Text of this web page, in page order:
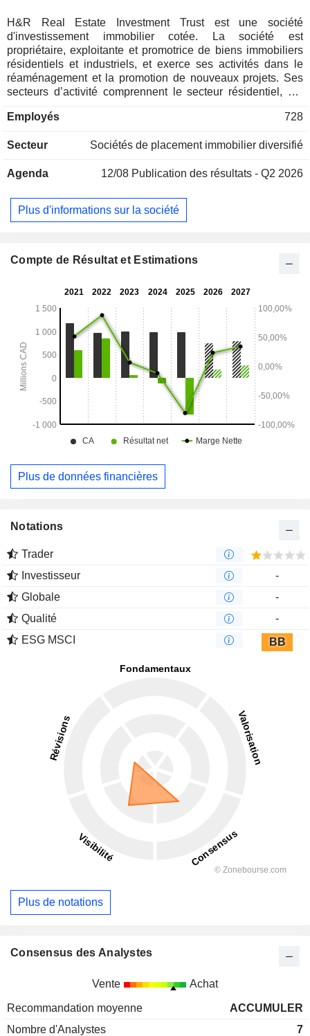
H&R Real Estate Investment Trust est une société
d'investissement immobilier cotée. La société est
propriétaire, exploitante et promotrice de biens immobiliers
résidentiels et industriels, et exerce ses activités dans le
réaménagement et la promotion de nouveaux projets. Ses
secteurs d’activité comprennent le secteur résidentiel, qui
participations dans environ 26 immeubles résidentiels aux
industriel, qui détient des participations dans environ 65
industriel aux États-Unis ; le segment Bureaux, qui détient
travers le Canada et trois immeubles de bureaux sur
certains marchés aux États-Unis ; et le segment Commerce
alimentaire et à locataire unique, ainsi que deux immeubles
Employés 728
Secteur Sociétés de placement immobilier diversifié
Agenda 12/08 Publication des résultats - Q2 2026
Plus d'informations sur la société
Compte de Résultat et Estimations
Plus de données financières
Notations
Trader
Investisseur
-
Globale
-
Qualité
-
ESG MSCI
BB
Plus de notations
Consensus des Analystes
Vente Achat
Recommandation moyenne
ACCUMULER
Nombre d'Analystes
7